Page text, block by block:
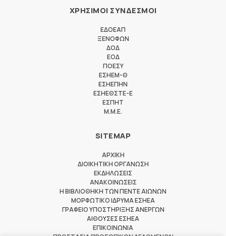
ΧΡΗΣΙΜΟΙ ΣΥΝΔΕΣΜΟΙ
ΕΔΟΕΑΠ
ΞΕΝΟΦΩΝ
ΔΟΔ
ΕΟΔ
ΠΟΕΣΥ
ΕΣΗΕΜ-Θ
ΕΣΗΕΠΗΝ
ΕΣΗΕΘΣΤΕ-Ε
ΕΣΠΗΤ
M.M.E.
SITEMAP
ΑΡΧΙΚΗ
ΔΙΟΙΚΗΤΙΚΗ ΟΡΓΑΝΩΣΗ
ΕΚΔΗΛΩΣΕΙΣ
ΑΝΑΚΟΙΝΩΣΕΙΣ
Η ΒΙΒΛΙΟΘΗΚΗ ΤΩΝ ΠΕΝΤΕ ΑΙΩΝΩΝ
ΜΟΡΦΩΤΙΚΟ ΙΔΡΥΜΑ ΕΣΗΕΑ
ΓΡΑΦΕΙΟ ΥΠΟΣΤΗΡΙΞΗΣ ΑΝΕΡΓΩΝ
ΑΙΘΟΥΣΕΣ ΕΣΗΕΑ
ΕΠΙΚΟΙΝΩΝΙΑ